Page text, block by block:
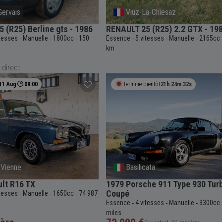
(R25) Berline gts - 1986
- Manuelle - 1800cc - 150
Viuz-La-Chiesaz
RENAULT 25 (R25) 2.2 GTX -
Essence - 5 vitesses - Manuelle - 2165cc
km
direct
Aug 09:00
R16 TX
- Manuelle - 1650cc - 74 987
Termine bientôt21h 24m 31s
Basilicata
1979 Porsche 911 Type 930
Coupé
Essence - 4 vitesses - Manuelle - 3300cc
miles